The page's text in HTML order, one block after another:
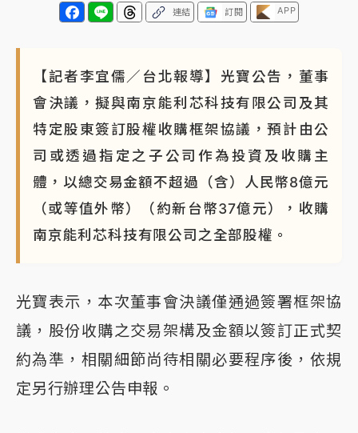
連結 訂閱 APP
【記者李宜儒／台北報導】光寶公告，董事
會決議，擬與南京能利芯科技有限公司及其
特定股東簽訂股權收購框架協議，預計由公
司或透過指定之子公司作為投資及收購主
體，以總交易金額不超過（含）人民幣8億元
（或等值外幣）（約新台幣37億元），收購
南京能利芯科技有限公司之全部股權。
光寶表示，本次董事會決議僅通過簽署框架協
議，股份收購之交易架構及金額以簽訂正式契
約為準，相關細節尚待相關必要程序後，依規
定另行辦理公告申報。